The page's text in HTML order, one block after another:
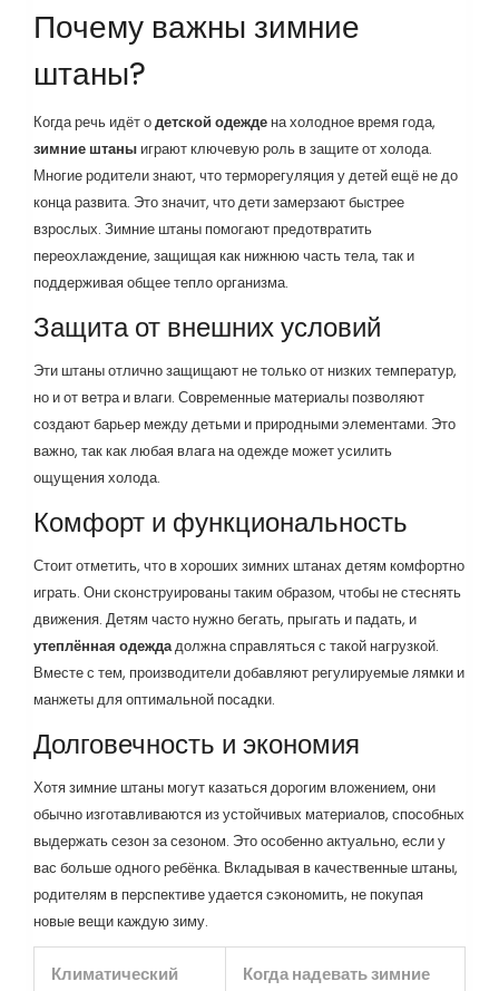
Почему важны зимние
штаны?
Когда речь идёт одетской одежде на холодное время года,
зимние штаны играют ключевую роль в защите от холода.
Многие родители знают, что терморегуляция у детей ещё не до
конца развита. Это значит, что дети замерзают быстрее
взрослых. Зимние штаны помогают предотвратить
переохлаждение, защищая как нижнюю часть тела, так и
поддерживая общее тепло организма.
Защита от внешних условий
Эти штаны отлично защищают не только от низких температур,
но и от ветра и влаги. Современные материалы позволяют
создают барьер между детьми и природными элементами. Это
важно, так как любая влага на одежде может усилить
ощущения холода.
Комфорт и функциональность
Стоит отметить, что в хороших зимних штанах детям комфортно
играть. Они сконструированы таким образом, чтобы не стеснять
движения. Детям часто нужно бегать, прыгать и падать, и
утеплённая одеждадолжна справляться с такой нагрузкой.
Вместе с тем, производители добавляют регулируемые лямки и
манжеты для оптимальной посадки.
Долговечность и экономия
Хотя зимние штаны могут казаться дорогим вложением, они
обычно изготавливаются из устойчивых материалов, способных
выдержать сезон за сезоном. Это особенно актуально, если у
вас больше одного ребёнка. Вкладывая в качественные штаны,
родителям в перспективе удается сэкономить, не покупая
новые вещи каждую зиму.
Климатический
Когда надевать зимние